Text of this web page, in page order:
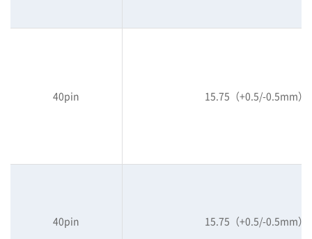
40pin 15.75（+0.5/-0.5mm）
40pin 15.75（+0.5/-0.5mm）